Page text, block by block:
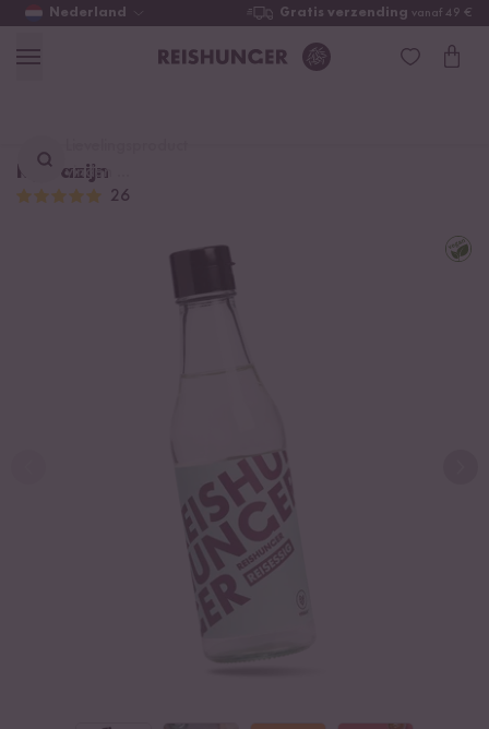
Nederland Gratis verzending vanaf 49 €
vinden ...
Rijstazijn
26